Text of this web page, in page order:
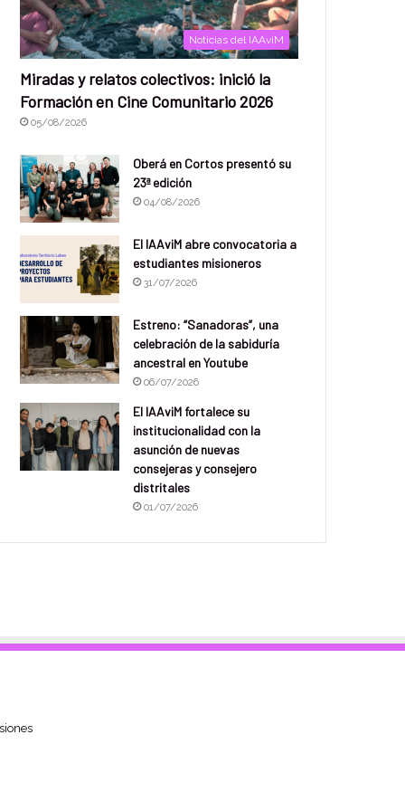
Noticias del IAAviM
Miradas y relatos colectivos: inició la
Formación en Cine Comunitario 2026
05/08/2026
Oberá en Cortos presentó su
23ª edición
04/08/2026
El IAAviM abre convocatoria a
estudiantes misioneros
31/07/2026
Estreno: “Sanadoras”, una
celebración de la sabiduría
ancestral en Youtube
06/07/2026
El IAAviM fortalece su
institucionalidad con la
asunción de nuevas
consejeras y consejero
distritales
01/07/2026